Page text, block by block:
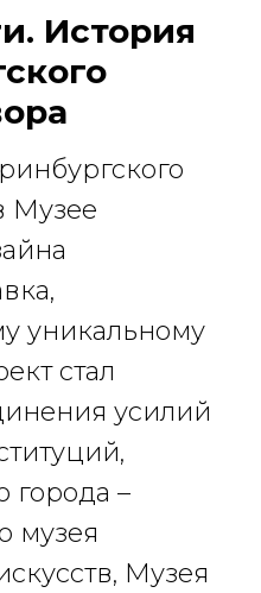
История
Музее
уникальному
стал
усилий
города –
музея
Музея